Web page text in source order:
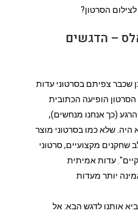
הסרטון?
– הדגשים
שכבר צפיתם בסרטוני עדות
הופיעה הכתובית
(כך אנחנו מנחשים),
שלא כמו בסרטוני מוצר
שחקנים מקצועיים, סרטוני
עדות אמיתית
יותר מעדות
אותנו לדגש הבא: אל